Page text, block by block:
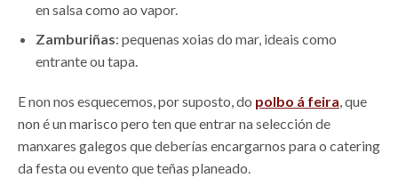
en salsa como ao vapor.
Zamburiñas: pequenas xoias do mar, ideais como
entrante ou tapa.
E non nos esquecemos, por suposto, do polbo á feira, que
non é un marisco pero ten que entrar na selección de
manxares galegos que deberías encargarnos para o catering
da festa ou evento que teñas planeado.